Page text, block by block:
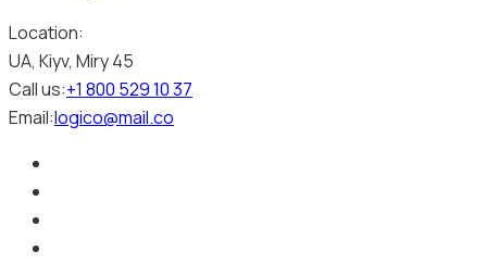
Location:
UA, Kiyv, Miry 45
Call us:+1 800 529 10 37
Email:logico@mail.co